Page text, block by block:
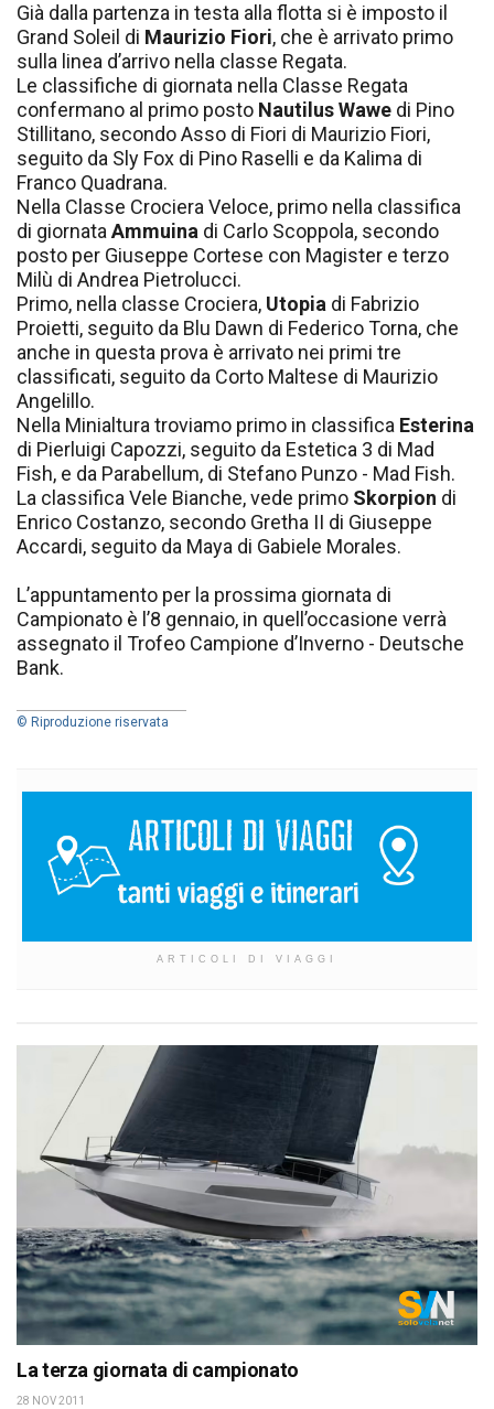
Già dalla partenza in testa alla flotta si è imposto il
Grand Soleil di Maurizio Fiori, che è arrivato primo
sulla linea d’arrivo nella classe Regata.
Le classifiche di giornata nella Classe Regata
confermano al primo posto Nautilus Wawe di Pino
Stillitano, secondo Asso di Fiori di Maurizio Fiori,
seguito da Sly Fox di Pino Raselli e da Kalima di
Franco Quadrana.
Nella Classe Crociera Veloce, primo nella classifica
di giornataAmmuina di Carlo Scoppola, secondo
posto per Giuseppe Cortese con Magister e terzo
Milù di Andrea Pietrolucci.
Primo, nella classe Crociera, Utopia di Fabrizio
Proietti, seguito da Blu Dawn di Federico Torna, che
anche in questa prova è arrivato nei primi tre
classificati, seguito da Corto Maltese di Maurizio
Angelillo.
Nella Minialtura troviamo primo in classifica Esterina
di Pierluigi Capozzi, seguito da Estetica 3 di Mad
Fish, e da Parabellum, di Stefano Punzo - Mad Fish.
La classifica Vele Bianche, vede primo Skorpion di
Enrico Costanzo, secondo Gretha II di Giuseppe
Accardi, seguito da Maya di Gabiele Morales.
L’appuntamento per la prossima giornata di
Campionato è l’8 gennaio, in quell’occasione verrà
assegnato il Trofeo Campione d’Inverno - Deutsche
Bank.
© Riproduzione riservata
ARTICOLI DI VIAGGI
La terza giornata di campionato
28 NOV 2011